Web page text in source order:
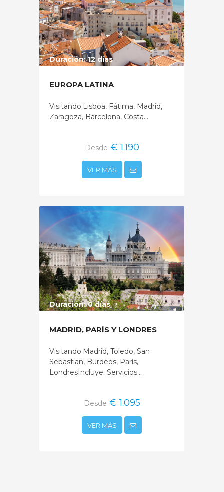
Duración: 12 días
EUROPA LATINA
Visitando:Lisboa, Fátima, Madrid,
Zaragoza, Barcelona, Costa...
Desde € 1.190
VER MÁS
Duración: 0 días
MADRID, PARÍS Y LONDRES
Visitando:Madrid, Toledo, San
Sebastian, Burdeos, París,
LondresIncluye: Servicios...
Desde € 1.095
VER MÁS